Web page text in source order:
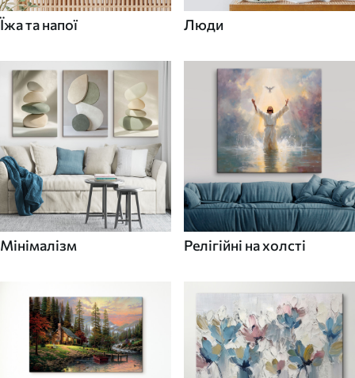
Їжа та напої Люди
Мінімалізм Релігійні на холсті